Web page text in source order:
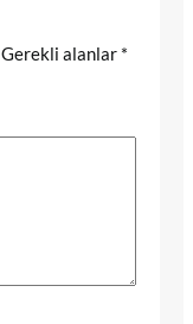
Gerekli alanlar *